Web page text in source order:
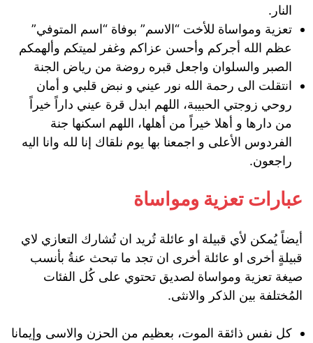
النار.
تعزية ومواساة للأخت “الاسم” بوفاة “اسم المتوفي”
عظم الله أجركم وأحسن عزاكم وغفر لميتكم وألهمكم
الصبر والسلوان واجعل قبره روضة من رياض الجنة
انتقلت الى رحمة الله نور عيني و نبض قلبي و أمان
روحي زوجتي الحبيبة، اللهم ابدل قرة عيني داراً خيراً
من دارها و أهلا خيراً من أهلها، اللهم اسكنها جنة
الفردوس الأعلى و اجمعنا بها يوم نلقاك إنا لله وانا اليه
راجعون.
عبارات تعزية ومواساة
أيضاً يُمكن لأي قبيلة او عائلة تُريد ان تُشارك التعازي لاي
قبيلةٍ أخرى او عائلة أخرى ان تجد ما تبحث عنةُ بأنسب
صيغة تعزية ومواساة لصديق تحتوي على كُل الفئات
المُختلفة بين الذكر والانثى.
كل نفس ذائقة الموت، بعظيم من الحزن والاسى وإيمانا